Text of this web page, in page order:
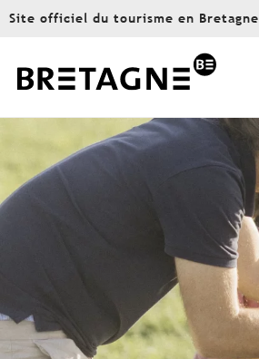
Aller
principal
Site officiel du tourisme en Bretagne